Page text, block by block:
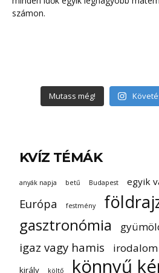
Mutass még!
KVÍZ TÉMÁK
anyák napja betű Budapest egyik
Európa festmény
gasztronómia
igaz vagy hamis irodalom
király költő könnyű